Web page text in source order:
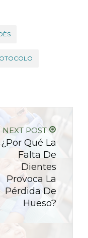
NEXT POST
¿Por Qué La
Falta De
Dientes
Provoca La
Pérdida De
Hueso?